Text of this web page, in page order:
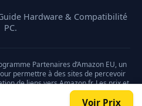
Voir Prix
Hardware & Compatibilité
PC.
Partenaires d’Amazon EU, un
permettre à des sites de percevoir
de liens vers Amazon.fr. Les prix et
sont sujets à changement.